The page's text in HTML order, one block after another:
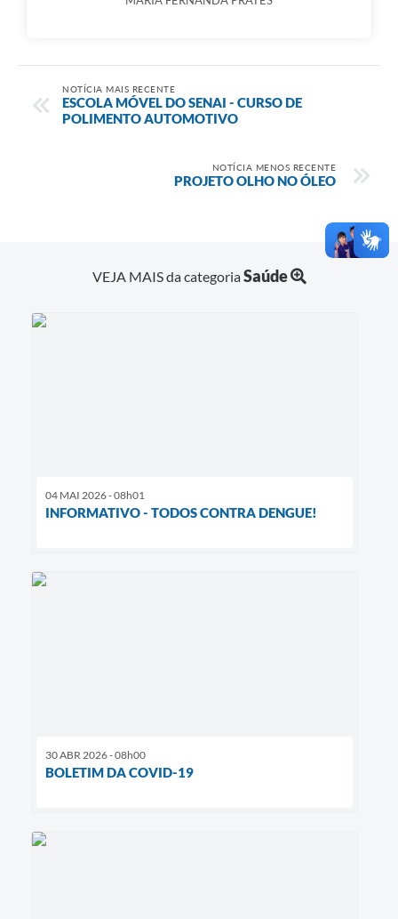
NOTÍCIA MAIS RECENTE
ESCOLA MÓVEL DO SENAI - CURSO DE
POLIMENTO AUTOMOTIVO
NOTÍCIA MENOS RECENTE
PROJETO OLHO NO ÓLEO
VEJA MAIS da categoriaSaúde
04 MAI 2026 - 08h01
INFORMATIVO - TODOS CONTRA DENGUE!
30 ABR 2026 - 08h00
BOLETIM DA COVID-19